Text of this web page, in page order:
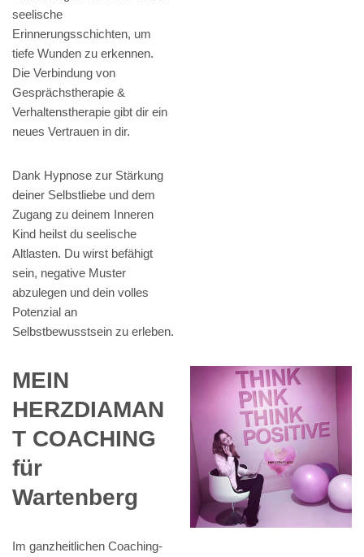
seelische
Erinnerungsschichten, um
tiefe Wunden zu erkennen.
Die Verbindung von
Gesprächstherapie &
Verhaltenstherapie gibt dir ein
neues Vertrauen in dir.
Dank Hypnose zur Stärkung
deiner Selbstliebe und dem
Zugang zu deinem Inneren
Kind heilst du seelische
Altlasten. Du wirst befähigt
sein, negative Muster
abzulegen und dein volles
Potenzial an
Selbstbewusstsein zu erleben.
MEIN
HERZDIAMAN
T COACHING
für
Wartenberg
Im ganzheitlichen Coaching-